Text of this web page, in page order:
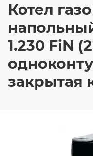
Котел
1.230 FiN
закрытая